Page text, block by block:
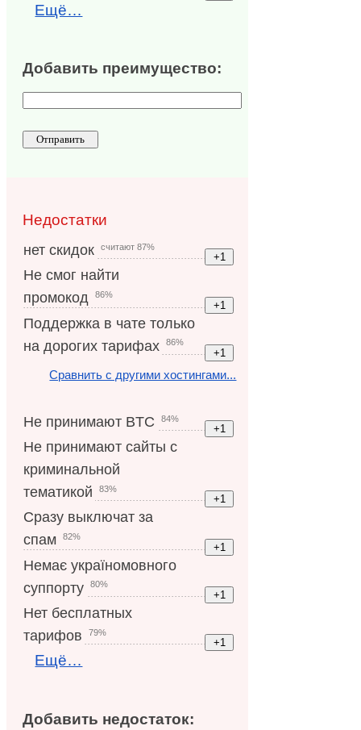
Ещё…
Добавить преимущество:
Недостатки
нет скидок считают 87%
Не смог найти
промокод
86%
Поддержка в чате только
на дорогих тарифах
86%
Сравнить с другими хостингами...
Не принимают BTC 84%
Не принимают сайты с
криминальной
тематикой
83%
Сразу выключат за
спам
82%
Немає україномовного
суппорту
80%
Нет бесплатных
тарифов
79%
Ещё…
Добавить недостаток: